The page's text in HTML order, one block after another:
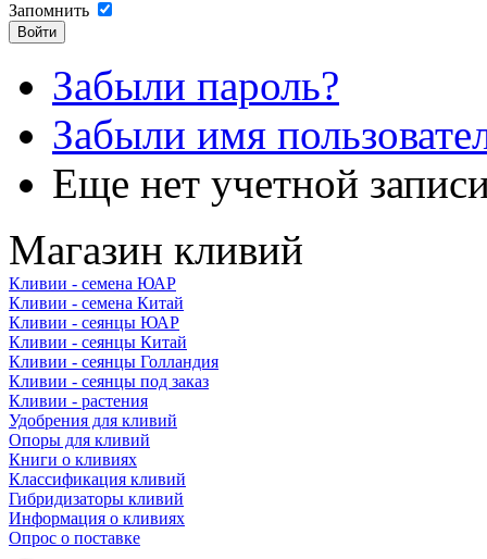
Запомнить
Забыли пароль?
Забыли имя
Еще нет учетной
Магазин кливий
Кливии - семена ЮАР
Кливии - семена Китай
Кливии - сеянцы ЮАР
Кливии - сеянцы Китай
Кливии - сеянцы Голландия
Кливии - сеянцы под заказ
Кливии - растения
Удобрения для кливий
Опоры для кливий
Книги о кливиях
Классификация кливий
Гибридизаторы кливий
Информация о кливиях
Опрос о поставке